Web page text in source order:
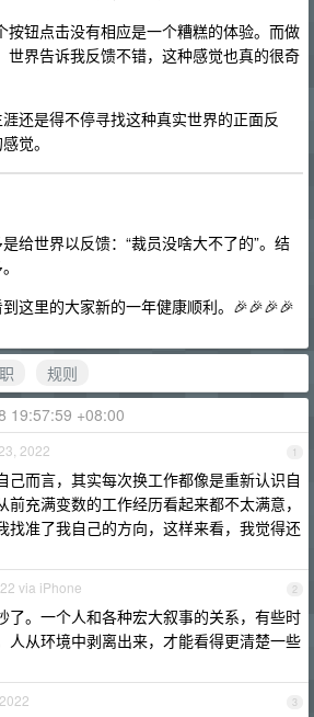
按钮点击没有相应是一个糟糕的体验。而做
世界告诉我反馈不错，这种感觉也真的很奇
还是得不停寻找这种真实世界的正面反
觉。
给世界以反馈：“裁员没啥大不了的”。结
这里的大家新的一年健康顺利。🎉🎉🎉🎉
规则
19:57:59 +08:00
1
2022
己而言，其实每次换工作都像是重新认识自
前充满变数的工作经历看起来都不太满意，
找准了我自己的方向，这样来看，我觉得还
2
via iPhone
了。一个人和各种宏大叙事的关系，有些时
人从环境中剥离出来，才能看得更清楚一些
3